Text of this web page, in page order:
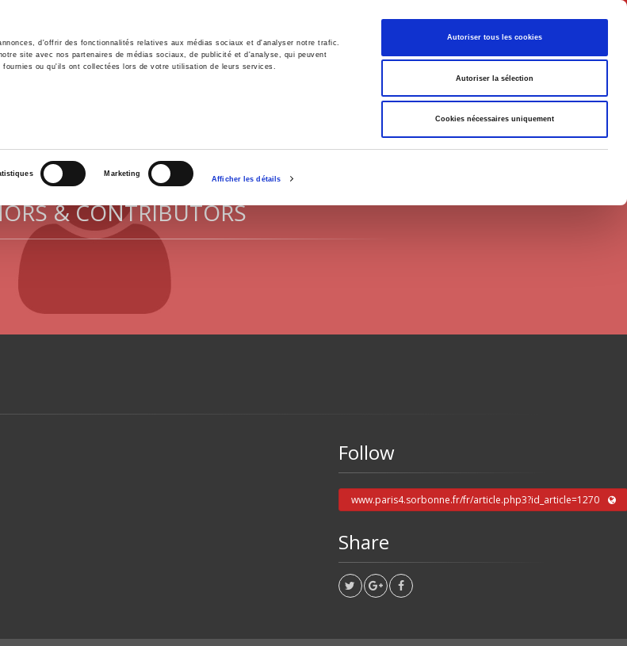
d'offrir des fonctionnalités relatives aux médias sociaux et d'analyser notre trafic.
site avec nos partenaires de médias sociaux, de publicité et d'analyse, qui peuvent
ou qu'ils ont collectées lors de votre utilisation de leurs services.
Marketing
Afficher les détails
Autoriser tous les cookies
Autoriser la sélection
Cookies nécessaires uniquement
English
History International Politics
& CONTRIBUTORS
Follow
www.paris4.sorbonne.fr/fr/article.php3?id_article=1270
Share